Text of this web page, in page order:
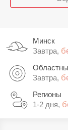
Минск
Завтра,
Завтра,
Регионы
1-2 дня,